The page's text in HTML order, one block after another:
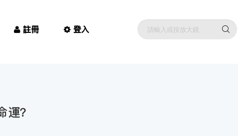
註冊 登入
？